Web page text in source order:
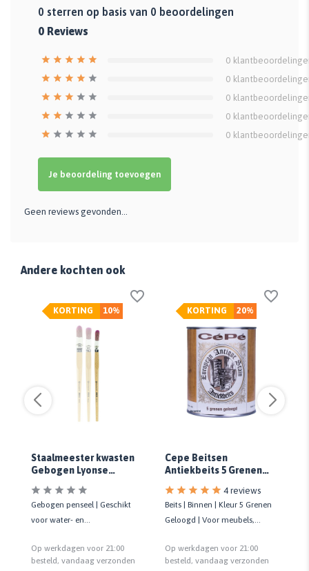
0 sterren op basis van 0 beoordelingen
0 Reviews
0
0
0
0
0
Je beoordeling toevoegen
Geen reviews gevonden...
Andere kochten ook
10%
KORTING
Staalmeester kwasten
Gebogen Lyonse
Gebogen penseel | Geschikt
voor water- en
Kwaliteit prof.
Op werkdagen voor 21:00
besteld, vandaag verzonden
20%
KORTING
Cepe Beitsen
Antiekbeits 5 Grenen
4 reviews
Beits | Binnen | Kleur 5 Grenen
Geloogd | Voor meubels,
Op werkdagen voor 21:00
besteld, vandaag verzonden